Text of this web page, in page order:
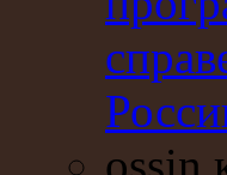
ossin